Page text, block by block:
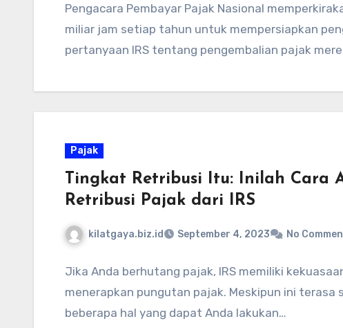
Pengacara Pembayar Pajak Nasional
miliar jam setiap tahun untuk mempersiapkan
pertanyaan IRS tentang pengembalian pajak
Pajak
Tingkat Retribusi Itu: Inilah Cara
Retribusi Pajak dari IRS
kilatgaya.biz.id September 4, 2023 No
Jika Anda berhutang pajak, IRS memiliki
menerapkan pungutan pajak. Meskipun ini terasa
beberapa hal yang dapat Anda lakukan…